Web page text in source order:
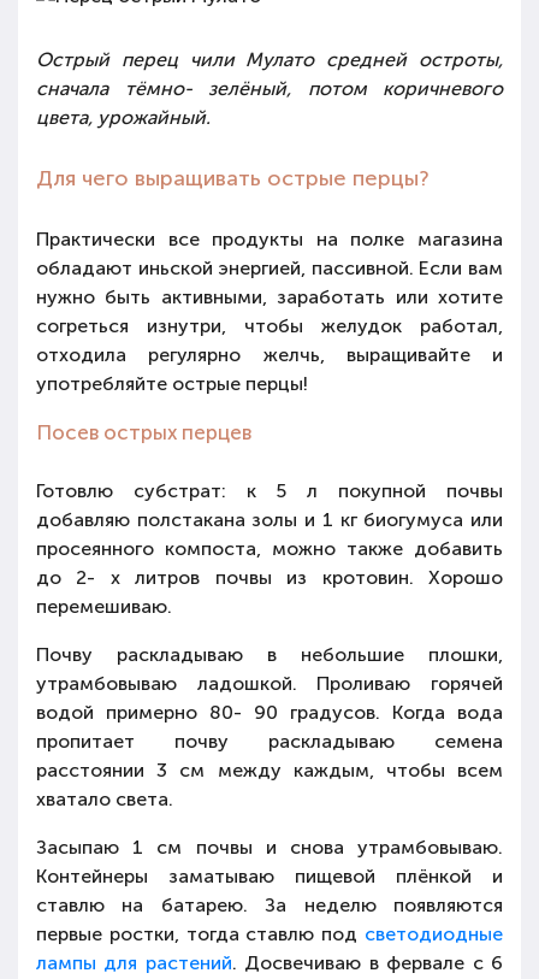
Острый перец чили Мулато средней остроты,
сначала тёмно- зелёный, потом коричневого
цвета, урожайный.
Для чего выращивать острые перцы?
Практически все продукты на полке магазина
обладают иньской энергией, пассивной. Если вам
нужно быть активными, заработать или хотите
согреться изнутри, чтобы желудок работал,
отходила регулярно желчь, выращивайте и
употребляйте острые перцы!
Посев острых перцев
Готовлю субстрат: к 5 л покупной почвы
добавляю полстакана золы и 1 кг биогумуса или
просеянного компоста, можно также добавить
до 2- х литров почвы из кротовин. Хорошо
перемешиваю.
Почву раскладываю в небольшие плошки,
утрамбовываю ладошкой. Проливаю горячей
водой примерно 80- 90 градусов. Когда вода
пропитает почву раскладываю семена
расстоянии 3 см между каждым, чтобы всем
хватало света.
Засыпаю 1 см почвы и снова утрамбовываю.
Контейнеры заматываю пищевой плёнкой и
ставлю на батарею. За неделю появляются
первые ростки, тогда ставлю под светодиодные
лампы для растений. Досвечиваю в фервале с 6